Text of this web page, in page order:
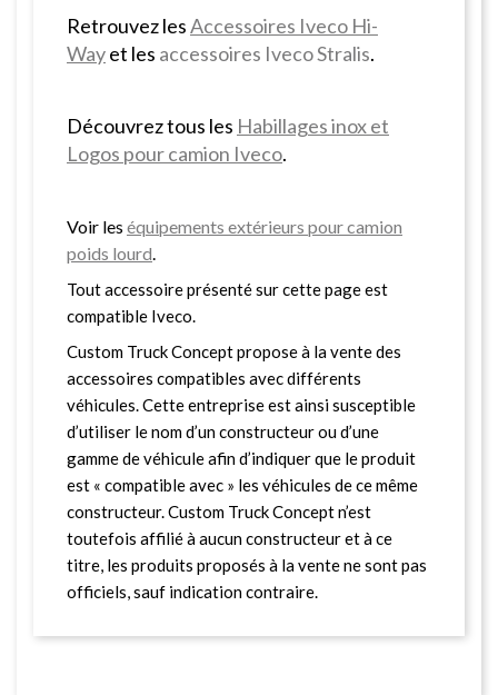
Retrouvez lesAccessoires Iveco Hi-
Wayet les accessoires Iveco Stralis.
Découvrez tous les Habillages inox et
Logos pour camion Iveco.
Voir les équipements extérieurs pour camion
poids lourd
Tout accessoire présenté sur cette page est
compatible Iveco.
Custom Truck Concept propose à la vente des
accessoires compatibles avec différents
véhicules. Cette entreprise est ainsi susceptible
d’utiliser le nom d’un constructeur ou d’une
gamme de véhicule afin d’indiquer que le produit
est « compatible avec » les véhicules de ce même
constructeur. Custom Truck Concept n’est
toutefois affilié à aucun constructeur et à ce
titre, les produits proposés à la vente ne sont pas
officiels, sauf indication contraire.